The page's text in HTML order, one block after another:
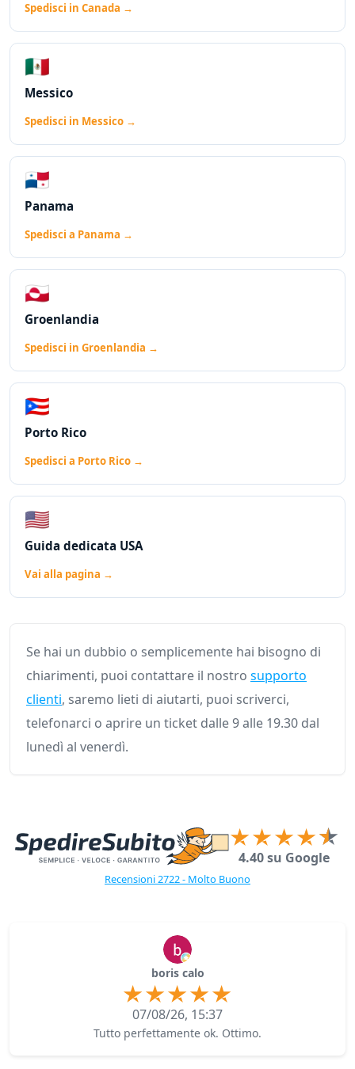
Spedisci in Canada →
🇲🇽
Messico
Spedisci in Messico →
🇵🇦
Panama
Spedisci a Panama →
🇬🇱
Groenlandia
Spedisci in Groenlandia →
🇵🇷
Porto Rico
Spedisci a Porto Rico →
🇺🇸
Guida dedicata USA
Vai alla pagina →
Se hai un dubbio o semplicemente hai bisogno di
chiarimenti, puoi contattare il nostro supporto
clienti, saremo lieti di aiutarti, puoi scriverci,
telefonarci o aprire un ticket dalle 9 alle 19.30 dal
lunedì al venerdì.
4.40 su Google
Recensioni 2722 - Molto Buono
boris calo
07/08/26, 15:37
Tutto perfettamente ok. Ottimo.